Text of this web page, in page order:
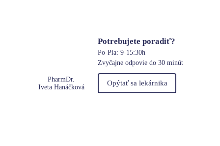
PharmDr.
Iveta Hanáčková
Potrebujete poradiť?
Po-Pia: 9-15:30h
Zvyčajne odpovie do 30 minút
Opýtať sa lekárnika